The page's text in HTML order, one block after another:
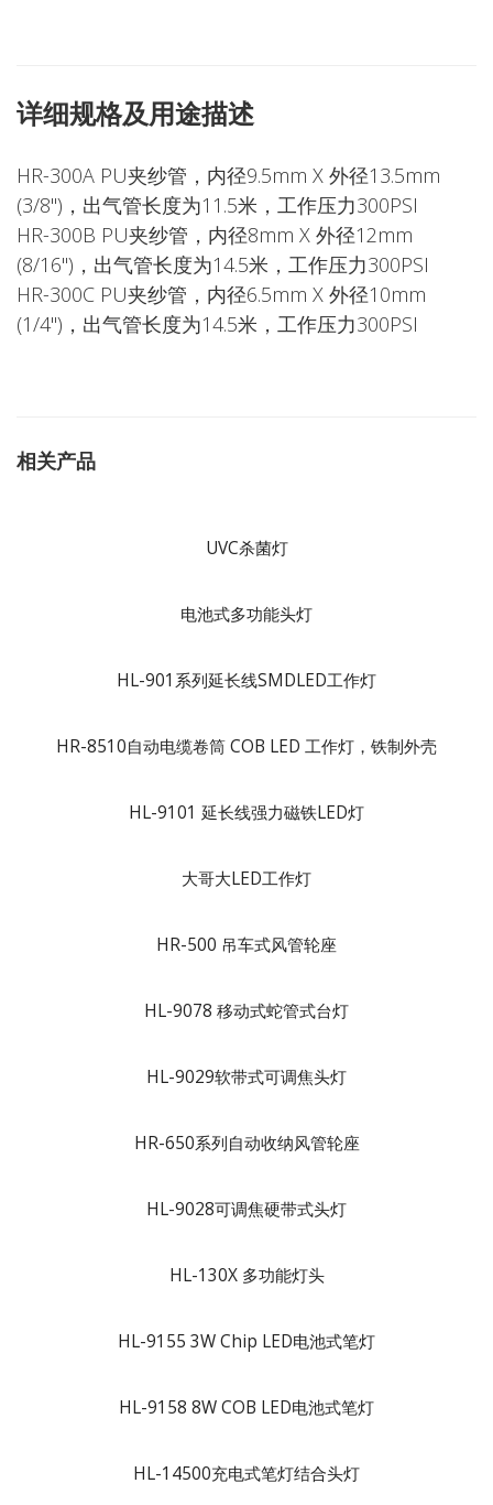
详细规格及用途描述
HR-300A PU夹纱管，内径9.5mm X 外径13.5mm
(3/8")，出气管长度为11.5米，工作压力300PSI
HR-300B PU夹纱管，内径8mm X 外径12mm
(8/16")，出气管长度为14.5米，工作压力300PSI
HR-300C PU夹纱管，内径6.5mm X 外径10mm
(1/4")，出气管长度为14.5米，工作压力300PSI
相关产品
UVC杀菌灯
电池式多功能头灯
HL-901系列延长线SMDLED工作灯
HR-8510自动电缆卷筒 COB LED 工作灯，铁制外壳
HL-9101 延长线强力磁铁LED灯
大哥大LED工作灯
HR-500 吊车式风管轮座
HL-9078 移动式蛇管式台灯
HL-9029软带式可调焦头灯
HR-650系列自动收纳风管轮座
HL-9028可调焦硬带式头灯
HL-130X 多功能灯头
HL-9155 3W Chip LED电池式笔灯
HL-9158 8W COB LED电池式笔灯
HL-14500充电式笔灯结合头灯